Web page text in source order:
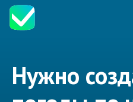
Нужно